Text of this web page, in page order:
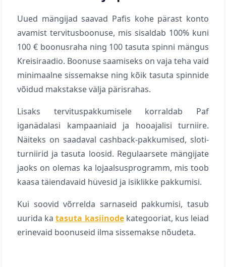
Uued mängijad saavad Pafis kohe pärast konto
avamist tervitusboonuse, mis sisaldab 100% kuni
100 € boonusraha ning 100 tasuta spinni mängus
Kreisiraadio. Boonuse saamiseks on vaja teha vaid
minimaalne sissemakse ning kõik tasuta spinnide
võidud makstakse välja pärisrahas.
Lisaks tervituspakkumisele korraldab Paf
iganädalasi kampaaniaid ja hooajalisi turniire.
Näiteks on saadaval cashback-pakkumised, sloti-
turniirid ja tasuta loosid. Regulaarsete mängijate
jaoks on olemas ka lojaalsusprogramm, mis toob
kaasa täiendavaid hüvesid ja isiklikke pakkumisi.
Kui soovid võrrelda sarnaseid pakkumisi, tasub
uurida katasuta kasiinodekategooriat, kus leiad
erinevaid boonuseid ilma sissemakse nõudeta.